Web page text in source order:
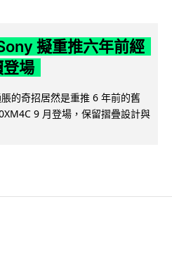
擬重推六年前經
場
的奇招居然是重推 6 年前的舊
9 月登場，保留摺疊設計與